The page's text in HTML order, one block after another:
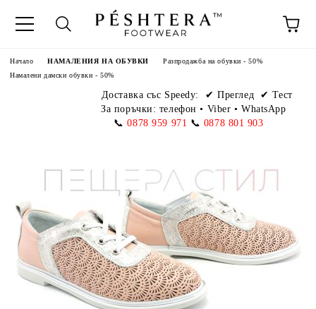
Начало НАМАЛЕНИЯ НА ОБУВКИ
Разпродажба на обувки - 50%
Намалени дамски обувки - 50%
Доставка със Speedy:
✔ Преглед ✔ Тест
За поръчки: телефон• Viber • WhatsApp
📞 0878 959 971 📞 0878 801 903